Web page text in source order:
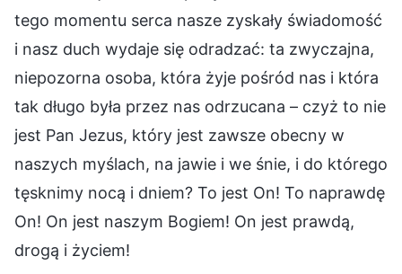
tego momentu serca nasze zyskały świadomość
i nasz duch wydaje się odradzać: ta zwyczajna,
niepozorna osoba, która żyje pośród nas i która
tak długo była przez nas odrzucana – czyż to nie
jest Pan Jezus, który jest zawsze obecny w
naszych myślach, na jawie i we śnie, i do którego
tęsknimy nocą i dniem? To jest On! To naprawdę
On! On jest naszym Bogiem! On jest prawdą,
drogą i życiem!